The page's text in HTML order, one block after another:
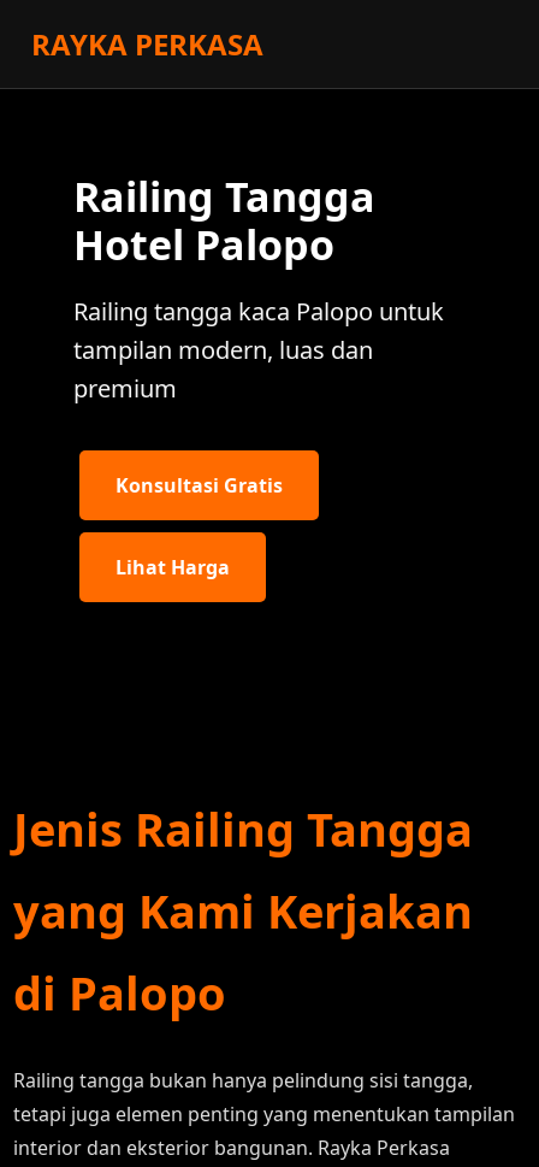
RAYKA PERKASA
Railing Tangga
Hotel Palopo
Railing tangga kaca Palopo untuk
tampilan modern, luas dan
premium
Konsultasi Gratis
Lihat Harga
Jenis Railing Tangga
yang Kami Kerjakan
di Palopo
Railing tangga bukan hanya pelindung sisi tangga,
tetapi juga elemen penting yang menentukan tampilan
interior dan eksterior bangunan. Rayka Perkasa